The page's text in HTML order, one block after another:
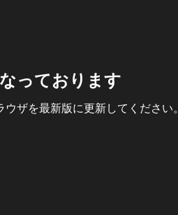
っております
ザを最新版に更新してください。